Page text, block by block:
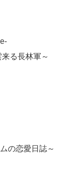
る長林軍～
の恋愛日誌～